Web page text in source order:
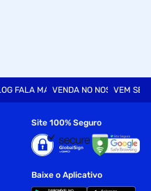
FALA MARTVENDA NO NOSSO SITE
VEM SER
Site 100% Seguro
Baixe o Aplicativo